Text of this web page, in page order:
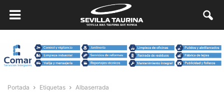
Portada Etiquetas Albaserrada